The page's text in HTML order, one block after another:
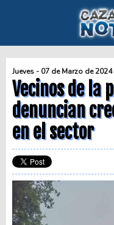
Jueves - 07 de Marzo de
Vecinos de la
denuncian
en el sector